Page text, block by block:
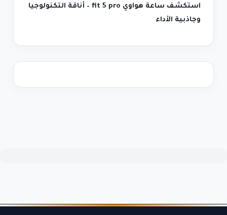
استكشف ساعة هواوي fit 5 pro – أناقة التكنولوجيا
وجاذبية الأداء